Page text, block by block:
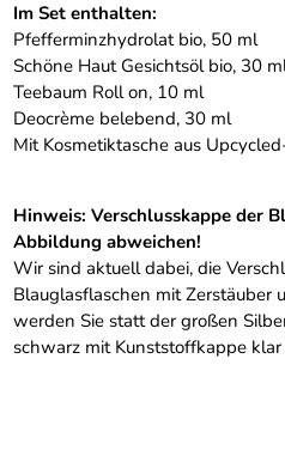
Im Set enthalten:
Pfefferminzhydrolat bio, 50 ml
Schöne Haut Gesichtsöl bio, 30
Teebaum Roll on, 10 ml
Deocrème belebend, 30 ml
Mit Kosmetiktasche aus
Hinweis: Verschlusskappe der
Abbildung abweichen!
Wir sind aktuell dabei, die
Blauglasflaschen mit Zerstäuber
werden Sie statt der großen
schwarz mit Kunststoffkappe